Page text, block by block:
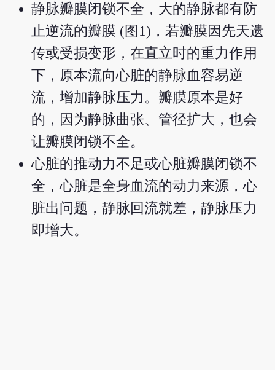
静脉瓣膜闭锁不全，大的静脉都有防
止逆流的瓣膜 (图1)，若瓣膜因先天遗
传或受损变形，在直立时的重力作用
下，原本流向心脏的静脉血容易逆
流，增加静脉压力。瓣膜原本是好
的，因为静脉曲张、管径扩大，也会
让瓣膜闭锁不全。
心脏的推动力不足或心脏瓣膜闭锁不
全，心脏是全身血流的动力来源，心
脏出问题，静脉回流就差，静脉压力
即增大。